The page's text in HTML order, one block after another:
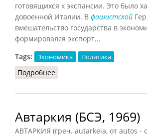
готовящихся к экспансии. Это было
довоенной Италии. В фашистской
вмешательство государства в
формировался экспорт...
Tags:
Экономика Политика
Подробнее
Автаркия (БСЭ, 1969)
АВТАРКИЯ (греч. autarkeia, от autos -